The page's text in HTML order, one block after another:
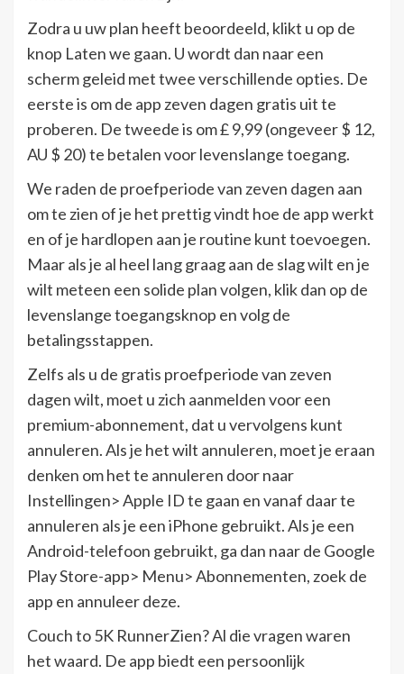
Zodra u uw plan heeft beoordeeld, klikt u op de
knop Laten we gaan. U wordt dan naar een
scherm geleid met twee verschillende opties. De
eerste is om de app zeven dagen gratis uit te
proberen. De tweede is om £ 9,99 (ongeveer $ 12,
AU $ 20) te betalen voor levenslange toegang.
We raden de proefperiode van zeven dagen aan
om te zien of je het prettig vindt hoe de app werkt
en of je hardlopen aan je routine kunt toevoegen.
Maar als je al heel lang graag aan de slag wilt en je
wilt meteen een solide plan volgen, klik dan op de
levenslange toegangsknop en volg de
betalingsstappen.
Zelfs als u de gratis proefperiode van zeven
dagen wilt, moet u zich aanmelden voor een
premium-abonnement, dat u vervolgens kunt
annuleren. Als je het wilt annuleren, moet je eraan
denken om het te annuleren door naar
Instellingen> Apple ID te gaan en vanaf daar te
annuleren als je een iPhone gebruikt. Als je een
Android-telefoon gebruikt, ga dan naar de Google
Play Store-app> Menu> Abonnementen, zoek de
app en annuleer deze.
Couch to 5K RunnerZien? Al die vragen waren
het waard. De app biedt een persoonlijk